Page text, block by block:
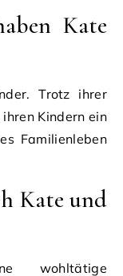
Kate
Trotz ihrer
Kindern ein
Familienleben
Kate und
wohltätige